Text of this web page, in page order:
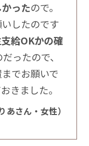
ったので。
したのです
給OKかの確
ったので、
でお願いで
きました。
あさん・女性）